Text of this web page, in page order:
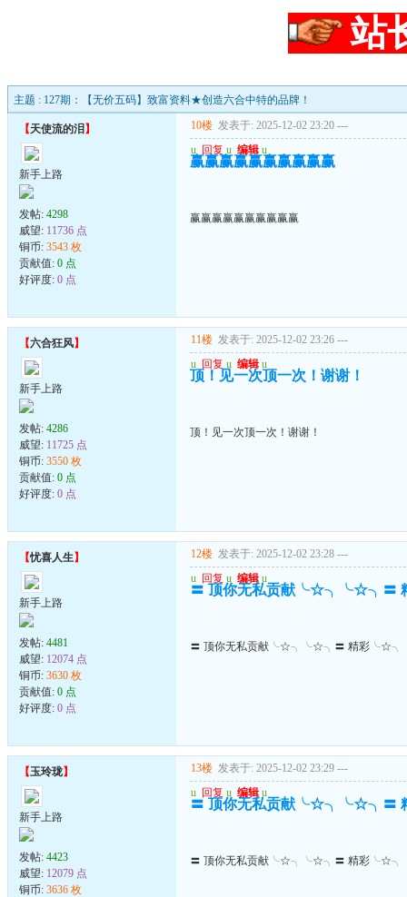
站
主题 : 127期：【无价五码】致富资料★创造六合中特的品牌！
【天使流的泪 】
新手上路
发帖: 4298
威望: 11736 点
铜币: 3543 枚
贡献值: 0 点
好评度: 0 点
10楼 发表于: 2025-12-02 23:20 ---
u 回复 u 编辑 u
赢赢赢赢赢赢赢赢赢赢
赢赢赢赢赢赢赢赢赢赢
【六合狂风】
新手上路
发帖: 4286
威望: 11725 点
铜币: 3550 枚
贡献值: 0 点
好评度: 0 点
11楼 发表于: 2025-12-02 23:26 ---
u 回复 u 编辑 u
顶！见一次顶一次！谢谢！
顶！见一次顶一次！谢谢！
【忧喜人生】
新手上路
发帖: 4481
威望: 12074 点
铜币: 3630 枚
贡献值: 0 点
好评度: 0 点
12楼 发表于: 2025-12-02 23:28 ---
u 回复 u 编辑 u
〓 顶你无私贡献╰☆╮╰☆╮
〓 顶你无私贡献╰☆╮╰☆╮〓 精彩
【玉玲珑】
新手上路
发帖: 4423
威望: 12079 点
铜币: 3636 枚
13楼 发表于: 2025-12-02 23:29 ---
u 回复 u 编辑 u
〓 顶你无私贡献╰☆╮╰☆╮
〓 顶你无私贡献╰☆╮╰☆╮〓 精彩